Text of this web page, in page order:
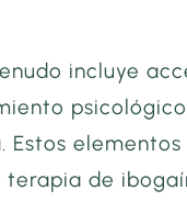
incluye
Estos elementos
terapia de